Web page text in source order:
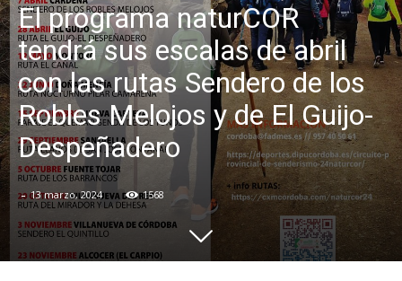
El programa naturCOR
tendrá sus escalas de abril
con las rutas Sendero de los
Robles Melojos y de El Guijo-
Despeñadero
- 13 marzo, 2024 1568